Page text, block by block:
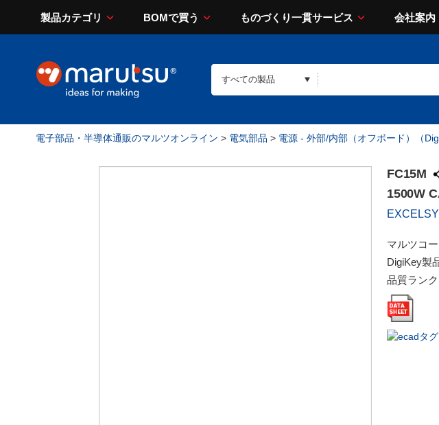
製品カテゴリ BOMで買う ものづくり一貫サービス 会社案内
電子部品・半導体通販のマルツオンライン > 電気部品 > 電源 - 外部/内部（オフボード）（
FC15M
1500W
マルツコー
DigiKey製
品質ランク